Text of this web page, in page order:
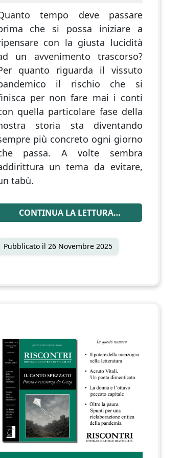
tempo deve passare
che si possa iniziare a
con la giusta lucidità
un avvenimento trascorso?
quanto riguarda il vissuto
il rischio che si
per non fare mai i conti
quella particolare fase della
storia sta diventando
più concreto ogni giorno
passa. A volte sembra
un tema da evitare,
tabù.
CONTINUA LA LETTURA…
Pubblicato il 26 Novembre 2025